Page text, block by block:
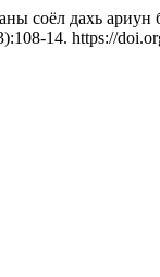
соёл дахь
14. https://